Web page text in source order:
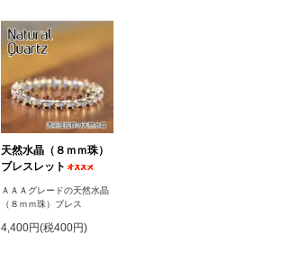
天然水晶（８ｍｍ珠）
ブレスレット
ＡＡＡグレードの天然水晶
（８ｍｍ珠）ブレス
4,400円(税400円)